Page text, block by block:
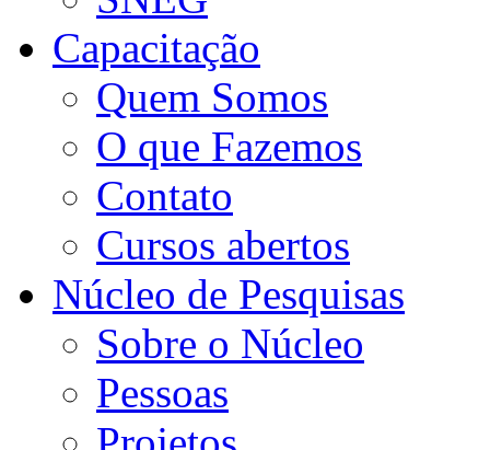
Capacitação
Quem Somos
O que Fazemos
Contato
Cursos abertos
Núcleo de Pesquisas
Sobre o Núcleo
Pessoas